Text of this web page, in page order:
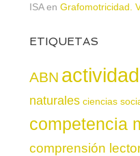
ISAen Grafomotricidad.
ETIQUETAS
ABN
naturales ciencias
competencia
comprensión